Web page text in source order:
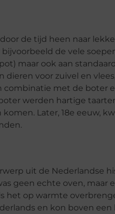
de tijd heen naar
de vele
maar ook aan
dieren voor zuivel en
combinatie met de boter
werden hartige
Later, 18e eeuw,
uit de Nederlandse
geen echte oven, maar
het op warmte
en kon boven